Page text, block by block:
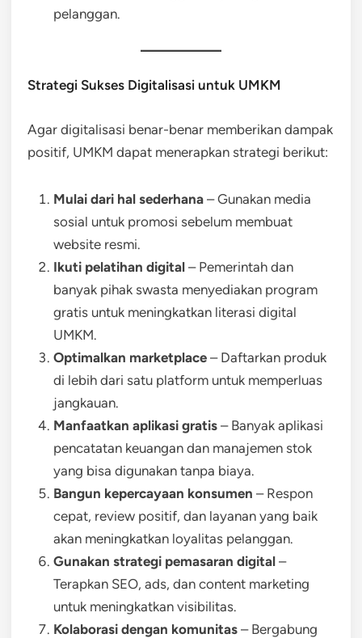
pelanggan.
Strategi Sukses Digitalisasi untuk UMKM
Agar digitalisasi benar-benar memberikan dampak
positif, UMKM dapat menerapkan strategi berikut:
Mulai dari hal sederhana – Gunakan media
sosial untuk promosi sebelum membuat
website resmi.
Ikuti pelatihan digital – Pemerintah dan
banyak pihak swasta menyediakan program
gratis untuk meningkatkan literasi digital
UMKM.
Optimalkan marketplace – Daftarkan produk
di lebih dari satu platform untuk memperluas
jangkauan.
Manfaatkan aplikasi gratis – Banyak aplikasi
pencatatan keuangan dan manajemen stok
yang bisa digunakan tanpa biaya.
Bangun kepercayaan konsumen – Respon
cepat, review positif, dan layanan yang baik
akan meningkatkan loyalitas pelanggan.
Gunakan strategi pemasaran digital –
Terapkan SEO, ads, dan content marketing
untuk meningkatkan visibilitas.
Kolaborasi dengan komunitas – Bergabung